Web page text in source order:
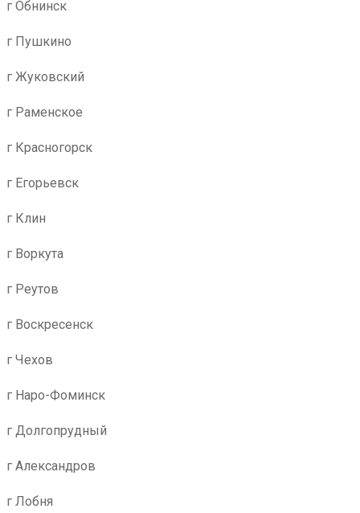
г Обнинск
г Пушкино
г Жуковский
г Раменское
г Красногорск
г Егорьевск
г Клин
г Воркута
г Реутов
г Воскресенск
г Чехов
г Наро-Фоминск
г Долгопрудный
г Александров
г Лобня